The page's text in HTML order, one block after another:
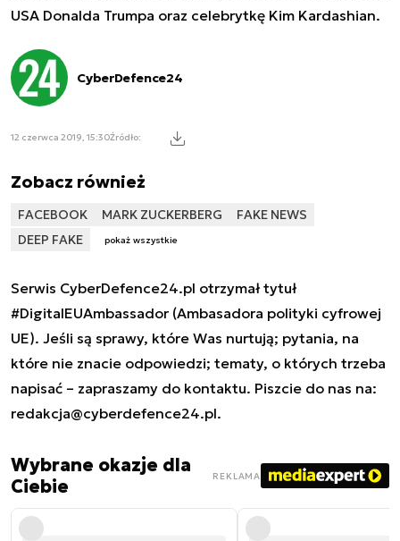
USA Donalda Trumpa oraz celebrytkę Kim Kardashian.
CyberDefence24
12 czerwca 2019, 15:30Źródło:
Zobacz również
FACEBOOK MARK ZUCKERBERG
FAKE NEWS
DEEP FAKE
pokaż wszystkie
Serwis CyberDefence24.pl otrzymał tytuł
#DigitalEUAmbassador (Ambasadora polityki cyfrowej
UE). Jeśli są sprawy, które Was nurtują; pytania, na
które nie znacie odpowiedzi; tematy, o których trzeba
napisać – zapraszamy do kontaktu. Piszcie do nas na:
redakcja@cyberdefence24.pl.
Wybrane okazje dla
Ciebie
REKLAMA